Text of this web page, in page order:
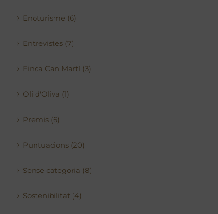
Enoturisme (6)
Entrevistes (7)
Finca Can Martí (3)
Oli d'Oliva (1)
Premis (6)
Puntuacions (20)
Sense categoria (8)
Sostenibilitat (4)